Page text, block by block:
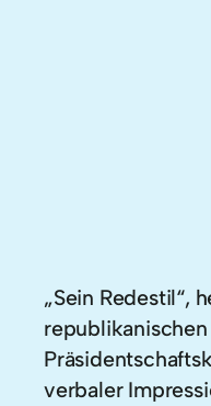
„Sein Redestil“,
republikanischen
verbaler